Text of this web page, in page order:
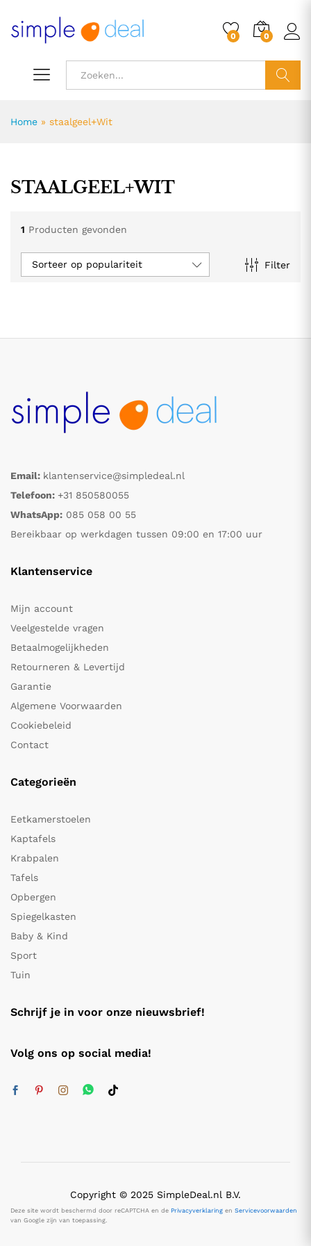
0 0
Home » staalgeel+Wit
STAALGEEL+WIT
1 Producten gevonden
Filter
Sorteer op populariteit
Email: klantenservice@simpledeal.nl
Telefoon: +31 850580055
WhatsApp: 085 058 00 55
Bereikbaar op werkdagen tussen 09:00 en 17:00 uur
Klantenservice
Mijn account
Veelgestelde vragen
Betaalmogelijkheden
Retourneren & Levertijd
Garantie
Algemene Voorwaarden
Cookiebeleid
Contact
Categorieën
Eetkamerstoelen
Kaptafels
Krabpalen
Tafels
Opbergen
Spiegelkasten
Baby & Kind
Sport
Tuin
Schrijf je in voor onze nieuwsbrief!
Volg ons op social media!
Copyright © 2025 SimpleDeal.nl B.V.
Deze site wordt beschermd door reCAPTCHA en de Privacyverklaring en Servicevoorwaarden
van Google zijn van toepassing.